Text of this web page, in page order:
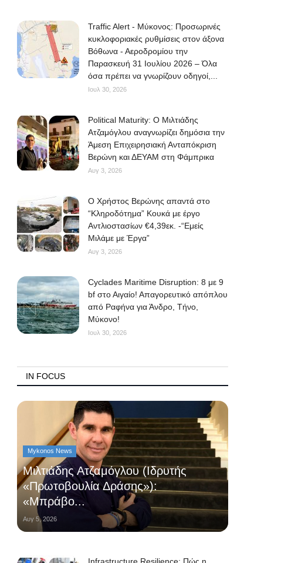
Traffic Alert - Μύκονος: Προσωρινές
κυκλοφοριακές ρυθμίσεις στον άξονα
Βόθωνα - Αεροδρομίου την
Παρασκευή 31 Ιουλίου 2026 – Όλα
όσα πρέπει να γνωρίζουν οδηγοί,...
Ιουλ 30, 2026
Political Maturity: Ο Μιλτιάδης
Ατζαμόγλου αναγνωρίζει δημόσια την
Άμεση Επιχειρησιακή Ανταπόκριση
Βερώνη και ΔΕΥΑΜ στη Φάμπρικα
Αυγ 3, 2026
O Χρήστος Βερώνης απαντά στο
“Κληροδότημα” Κουκά με έργο
Αντλιοστασίων €4,39εκ. -“Εμείς
Μιλάμε με Έργα”
Αυγ 3, 2026
Cyclades Maritime Disruption: 8 με 9
bf στο Αιγαίο! Απαγορευτικό απόπλου
από Ραφήνα για Άνδρο, Τήνο,
Μύκονο!
Ιουλ 30, 2026
IN FOCUS
Mykonos News
Μιλτιάδης Ατζαμόγλου (Ιδρυτής
«Πρωτοβουλία Δράσης»):
«Μπράβο...
Αυγ 5, 2026
Infrastructure Resilience: Πώς η